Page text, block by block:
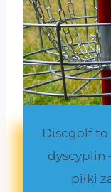
Discgolf to
dyscyplin
piłki